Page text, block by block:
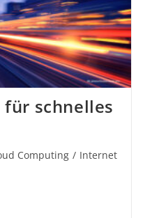
schnelles
Computing / Internet